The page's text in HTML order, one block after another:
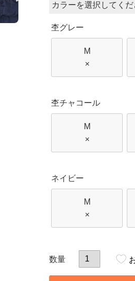
カラー
杢グレー
M
×
杢チャコール
M
×
ネイビー
M
×